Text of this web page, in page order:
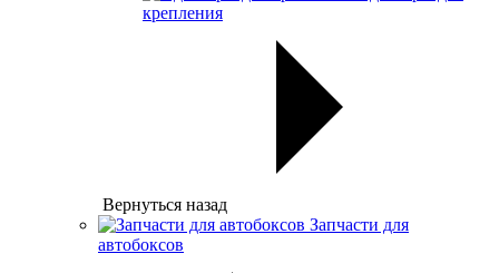
крепления
Вернуться назад
Запчасти для
автобоксов